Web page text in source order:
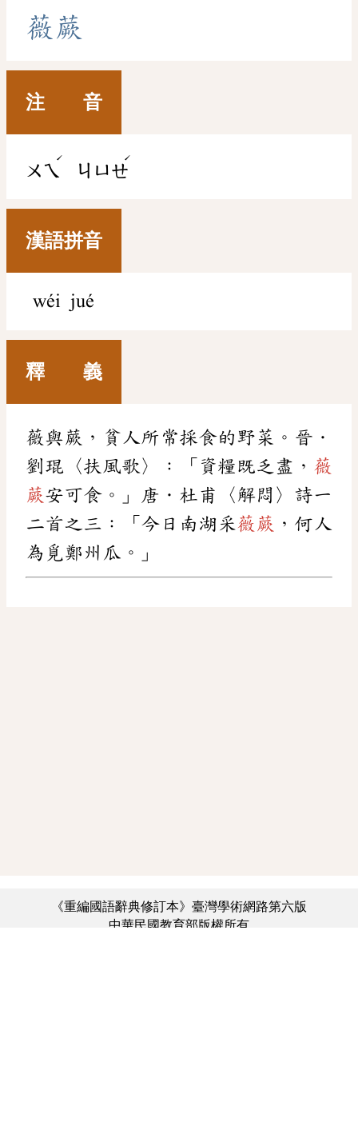
薇 蕨
注 音
ㄨㄟ
ˊ
ㄐㄩㄝ
ˊ
漢語拼音
wéi jué
釋 義
薇與蕨，貧人所常採食的野菜。晉．
劉琨〈扶風歌〉：「資糧既乏盡， 薇
蕨安可食。」唐．杜甫〈解悶〉詩一
二首之三：「今日南湖采薇蕨 ，何人
為覓鄭州瓜。」
《重編國語辭典修訂本》臺灣學術網路第六版
中華民國教育部版權所有